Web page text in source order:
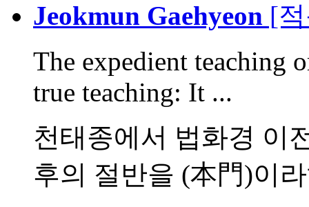
Jeokmun Gaehyeon [
The expedient teaching
true teaching: It ...
천태종에서 법화경 이
후의 절반을 (本門)이